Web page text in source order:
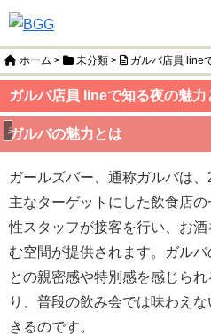
ホーム > 未分類 > ガルバ店員 line
ガルバ店員 lineで知る夜の魅力
未分類
ガルバの魅力とは
ガールズバー、通称ガルバは
主なターゲットにした飲食店
性スタッフが接客を行い、お
む空間が提供されます。ガル
との親密感や特別感を感じら
り、普段の飲み会では味わえ
きるのです。